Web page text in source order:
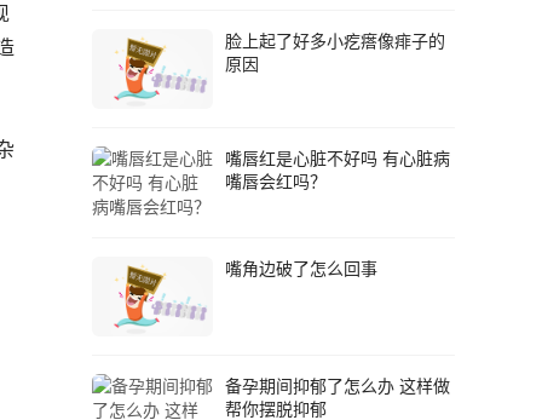
脸上起了好多小疙瘩像痱子的
原因
嘴唇红是心脏不好吗 有心脏病
嘴唇会红吗？
嘴角边破了怎么回事
备孕期间抑郁了怎么办 这样做
帮你摆脱抑郁